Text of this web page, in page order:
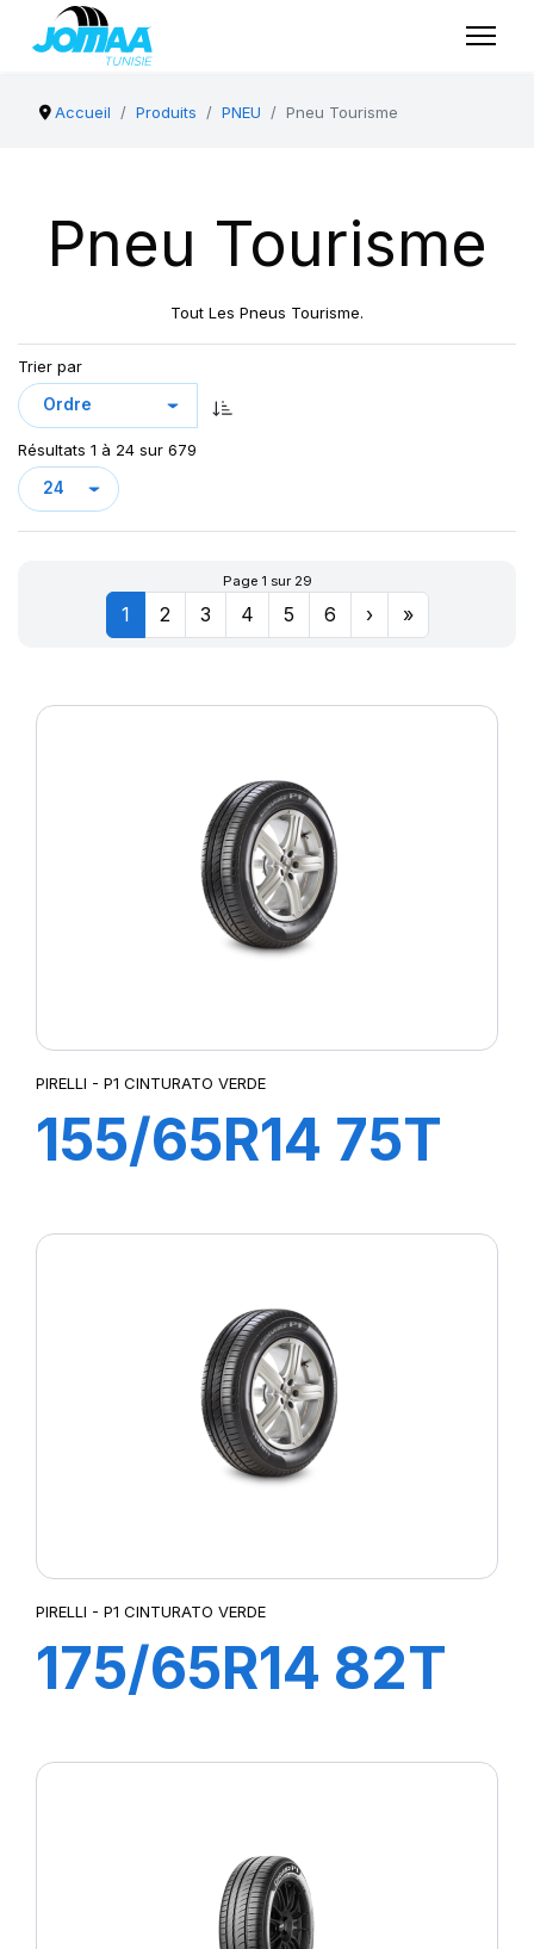
Accueil Produits PNEU Pneu Tourisme
Pneu Tourisme
Tout Les Pneus Tourisme.
Trier par
Résultats 1 à 24 sur 679
Page 1 sur 29
1 2 3 4 5 6 › »
PIRELLI - P1 CINTURATO VERDE
155/65R14 75T
PIRELLI - P1 CINTURATO VERDE
175/65R14 82T